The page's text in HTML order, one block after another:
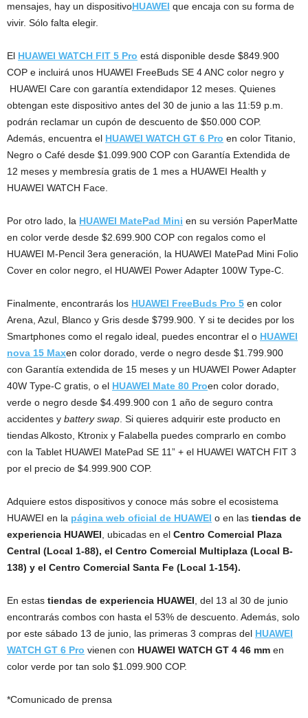
mensajes, hay un dispositivoHUAWEI que encaja con su forma de
vivir. Sólo falta elegir.
El HUAWEI WATCH FIT 5 Pro está disponible desde $849.900
COP e incluirá unos HUAWEI FreeBuds SE 4 ANC color negro y
HUAWEI Care con garantía extendidapor 12 meses. Quienes
obtengan este dispositivo antes del 30 de junio a las 11:59 p.m.
podrán reclamar un cupón de descuento de $50.000 COP.
Además, encuentra el HUAWEI WATCH GT 6 Pro en color Titanio,
Negro o Café desde $1.099.900 COP con Garantía Extendida de
12 meses y membresía gratis de 1 mes a HUAWEI Health y
HUAWEI WATCH Face.
Por otro lado, la HUAWEI MatePad Mini en su versión PaperMatte
en color verde desde $2.699.900 COP con regalos como el
HUAWEI M-Pencil 3era generación, la HUAWEI MatePad Mini Folio
Cover en color negro, el HUAWEI Power Adapter 100W Type-C.
Finalmente, encontrarás los HUAWEI FreeBuds Pro 5 en color
Arena, Azul, Blanco y Gris desde $799.900. Y si te decides por los
Smartphones como el regalo ideal, puedes encontrar el o HUAWEI
nova 15 Maxen color dorado, verde o negro desde $1.799.900
con Garantía extendida de 15 meses y un HUAWEI Power Adapter
40W Type-C gratis, o el HUAWEI Mate 80 Proen color dorado,
verde o negro desde $4.499.900 con 1 año de seguro contra
accidentes y battery swap . Si quieres adquirir este producto en
tiendas Alkosto, Ktronix y Falabella puedes comprarlo en combo
con la Tablet HUAWEI MatePad SE 11” + el HUAWEI WATCH FIT 3
por el precio de $4.999.900 COP.
Adquiere estos dispositivos y conoce más sobre el ecosistema
HUAWEI en la página web oficial de HUAWEI o en las tiendas de
experiencia HUAWEI , ubicadas en el Centro Comercial Plaza
Central (Local 1-88), el Centro Comercial Multiplaza (Local B-
138) y el Centro Comercial Santa Fe (Local 1-154).
En estas tiendas de experiencia HUAWEI , del 13 al 30 de junio
encontrarás combos con hasta el 53% de descuento. Además, solo
por este sábado 13 de junio, las primeras 3 compras del HUAWEI
WATCH GT 6 Pro vienen con HUAWEI WATCH GT 4 46 mm en
color verde por tan solo $1.099.900 COP.
*Comunicado de prensa